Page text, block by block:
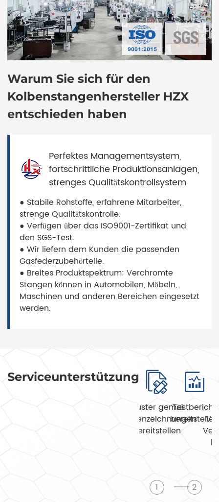
Warum Sie sich für den
Kolbenstangenhersteller HZX
entschieden haben
Perfektes Managementsystem,
fortschrittliche Produktionsanlagen,
strenges Qualitätskontrollsystem
● Stabile Rohstoffe, erfahrene Mitarbeiter,
strenge Qualitätskontrolle.
● Verfügen über das ISO9001-Zertifikat und
den SGS-Test.
● Wir liefern dem Kunden die passenden
Gasfederzubehörteile.
● Breites Produktspektrum: Verchromte
Stangen können in Automobilen, Möbeln,
Maschinen und anderen Bereichen eingesetzt
werden.
Serviceunterstützung
Muster gemäß
Kundenzeichnungen
bereitstellen
1
Testbericht
bereitstellen
2